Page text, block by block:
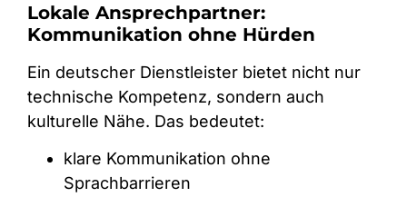
Lokale Ansprechpartner:
Kommunikation ohne Hürden
Ein deutscher Dienstleister bietet nicht nur
technische Kompetenz, sondern auch
kulturelle Nähe. Das bedeutet:
klare Kommunikation ohne
Sprachbarrieren